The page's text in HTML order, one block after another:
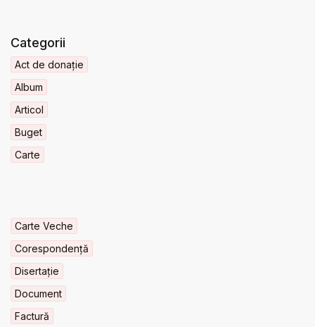
Categorii
Act de donație
Album
Articol
Buget
Carte
Carte Veche
Corespondență
Disertație
Document
Factură